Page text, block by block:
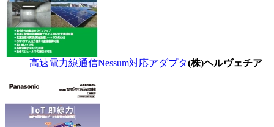
高速電力線通信Nessum対応アダプタ(株)ヘルヴェチア